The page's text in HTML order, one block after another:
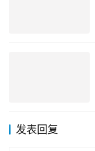
发表回复